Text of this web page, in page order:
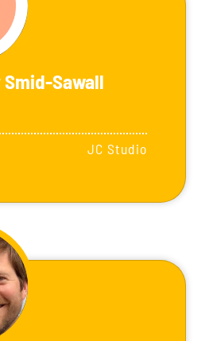
Sawall
JC Studio